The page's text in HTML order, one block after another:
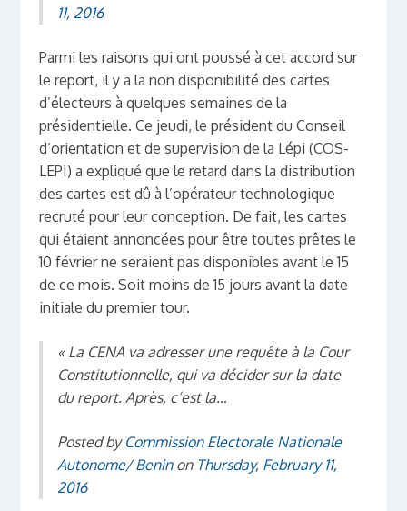
11, 2016
Parmi les raisons qui ont poussé à cet accord sur
le report, il y a la non disponibilité des cartes
d’électeurs à quelques semaines de la
présidentielle. Ce jeudi, le président du Conseil
d’orientation et de supervision de la Lépi (COS-
LEPI) a expliqué que le retard dans la distribution
des cartes est dû à l’opérateur technologique
recruté pour leur conception. De fait, les cartes
qui étaient annoncées pour être toutes prêtes le
10 février ne seraient pas disponibles avant le 15
de ce mois. Soit moins de 15 jours avant la date
initiale du premier tour.
« La CENA va adresser une requête à la Cour
Constitutionnelle, qui va décider sur la date
du report. Après, c’est la…
Posted by Commission Electorale Nationale
Autonome/ Beninon Thursday, February 11,
2016